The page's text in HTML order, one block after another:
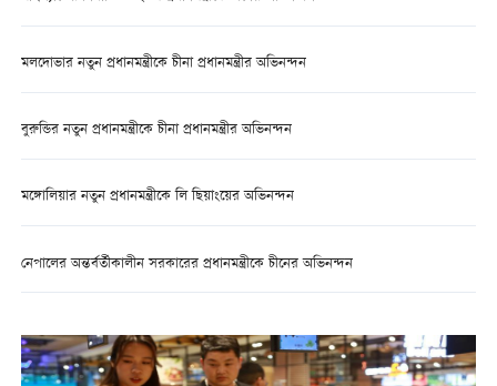
মলদোভার নতুন প্রধানমন্ত্রীকে চীনা প্রধানমন্ত্রীর অভিনন্দন
বুরুন্ডির নতুন প্রধানমন্ত্রীকে চীনা প্রধানমন্ত্রীর অভিনন্দন
মঙ্গোলিয়ার নতুন প্রধানমন্ত্রীকে লি ছিয়াংয়ের অভিনন্দন
নেপালের অন্তর্বর্তীকালীন সরকারের প্রধানমন্ত্রীকে চীনের অভিনন্দন